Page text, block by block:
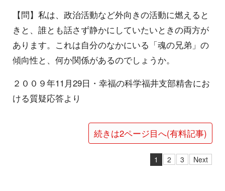
【問】私は、政治活動など外向きの活動に燃えると
きと、誰とも話さず静かにしていたいときの両方が
あります。これは自分のなかにいる「魂の兄弟」の
傾向性と、何か関係があるのでしょうか。
２００９年11月29日・幸福の科学福井支部精舎にお
ける質疑応答より
続きは2ページ目へ(有料記事)
1 2 3 Next